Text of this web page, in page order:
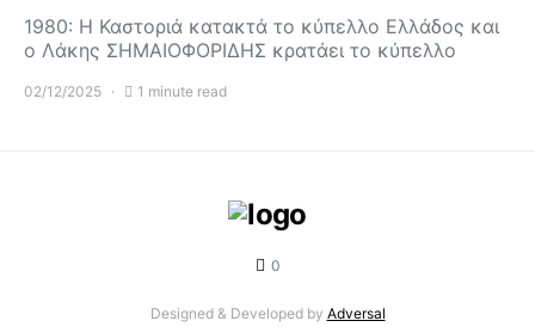
1980: Η Καστοριά κατακτά το κύπελλο Ελλάδος και
ο Λάκης ΣΗΜΑΙΟΦΟΡΙΔΗΣ κρατάει το κύπελλο
02/12/2025 1 minute read
0
Designed & Developed by Adversal